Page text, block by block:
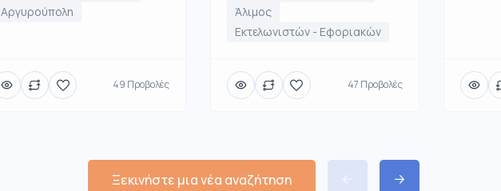
Αργυρούπολη
49 Προβολές
Άλιμος
Εκτελωνιστών - Εφοριακών
47 Προβολές
Ξεκινήστε μια νέα αναζήτηση